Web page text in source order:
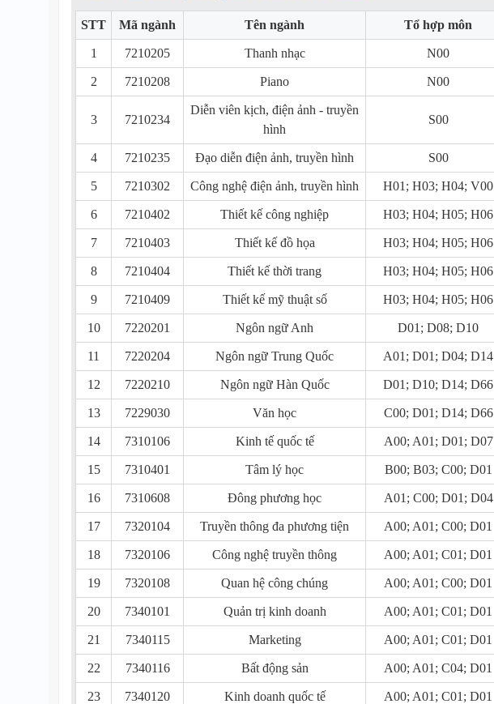
STT Mã ngành Tên ngành Tổ hợp môn
1 7210205 Thanh nhạc N00
2 7210208 Piano N00
3 7210234
Diễn viên kịch, điện ảnh - truyền
hình
S00
4 7210235 Đạo diễn điện ảnh, truyền hình S00
5 7210302 Công nghệ điện ảnh, truyền hình H01; H03; H04; V00
6 7210402 Thiết kế công nghiệp H03; H04; H05; H06
7 7210403 Thiết kế đồ họa H03; H04; H05; H06
8 7210404 Thiết kế thời trang H03; H04; H05; H06
9 7210409 Thiết kế mỹ thuật số H03; H04; H05; H06
10 7220201 Ngôn ngữ Anh D01; D08; D10
11 7220204 Ngôn ngữ Trung Quốc A01; D01; D04; D14
12 7220210 Ngôn ngữ Hàn Quốc D01; D10; D14; D66
13 7229030 Văn học C00; D01; D14; D66
14 7310106 Kinh tế quốc tế A00; A01; D01; D07
15 7310401 Tâm lý học B00; B03; C00; D01
16 7310608 Đông phương học A01; C00; D01; D04
17 7320104 Truyền thông đa phương tiện A00; A01; C00; D01
18 7320106 Công nghệ truyền thông A00; A01; C01; D01
19 7320108 Quan hệ công chúng A00; A01; C00; D01
20 7340101 Quản trị kinh doanh A00; A01; C01; D01
21 7340115 Marketing A00; A01; C01; D01
22 7340116 Bất động sản A00; A01; C04; D01
23 7340120 Kinh doanh quốc tế A00; A01; C01; D01